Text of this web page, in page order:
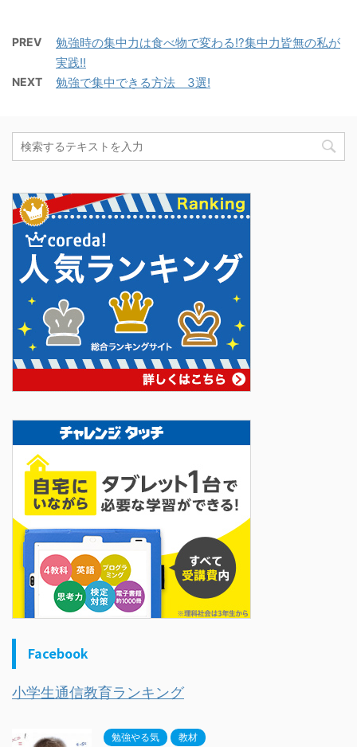
PREV
勉強時の集中力は食べ物で変わる!?集中力皆無の私が
実践!!
NEXT 勉強で集中できる方法 3選!
Facebook
小学生通信教育ランキング
勉強やる気 教材